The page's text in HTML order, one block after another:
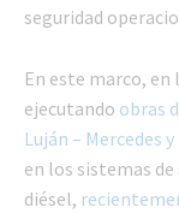
seguridad
En este marco,
ejecutando obras
Luján – Mercedes
en los sistemas
diésel,